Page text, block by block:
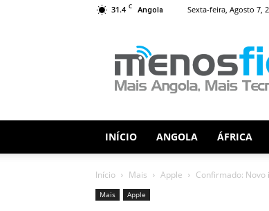
31.4 C Angola Sexta-feira, Agosto 7,
Fios
INÍCIO ANGOLA ÁFRICA
Início Mais Apple Confirmado:
Mais Apple